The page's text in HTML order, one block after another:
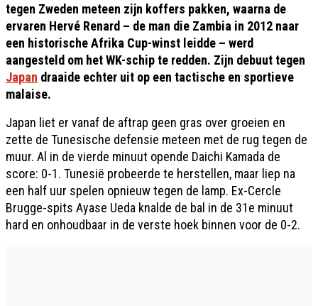
tegen Zweden meteen zijn koffers pakken, waarna de
ervaren Hervé Renard – de man die Zambia in 2012 naar
een historische Afrika Cup-winst leidde – werd
aangesteld om het WK-schip te redden. Zijn debuut tegen
Japan draaide echter uit op een tactische en sportieve
malaise.
Japan liet er vanaf de aftrap geen gras over groeien en
zette de Tunesische defensie meteen met de rug tegen de
muur. Al in de vierde minuut opende Daichi Kamada de
score: 0-1. Tunesië probeerde te herstellen, maar liep na
een half uur spelen opnieuw tegen de lamp. Ex-Cercle
Brugge-spits Ayase Ueda knalde de bal in de 31e minuut
hard en onhoudbaar in de verste hoek binnen voor de 0-2.